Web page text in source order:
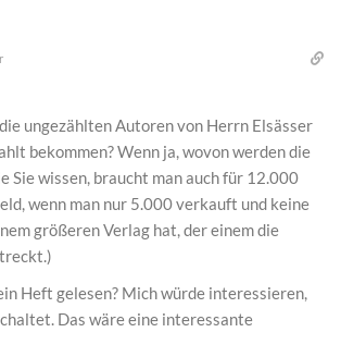
ungezählten Autoren von Herrn Elsässer
bekommen? Wenn ja, wovon werden die
Sie wissen, braucht man auch für 12.000
wenn man nur 5.000 verkauft und keine
größeren Verlag hat, der einem die
Heft gelesen? Mich würde interessieren,
Das wäre eine interessante